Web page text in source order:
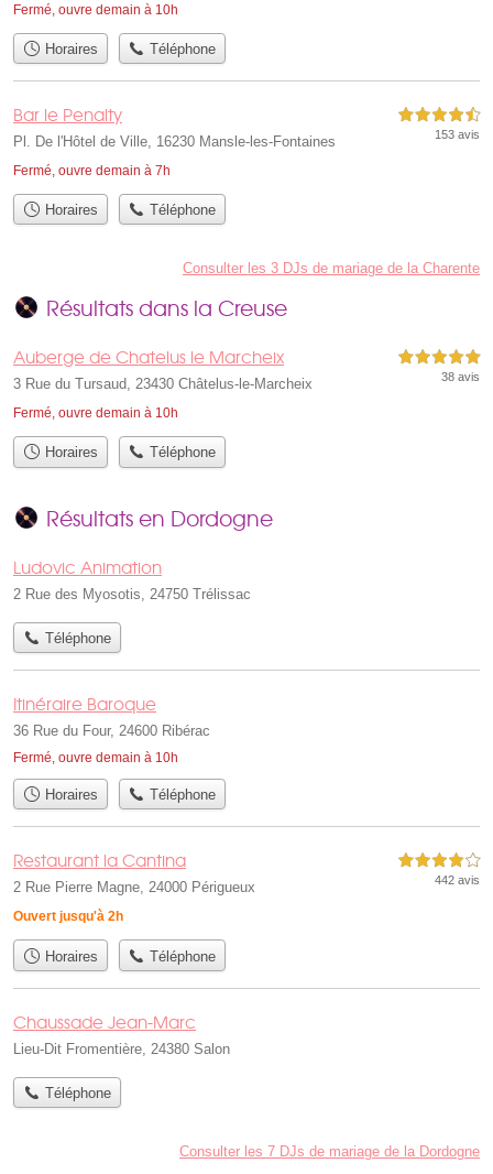
Fermé, ouvre demain à 10h
Horaires Téléphone
Bar le Penalty
Pl. De l'Hôtel de Ville, 16230 Mansle-les-Fontaines
Fermé, ouvre demain à 7h
4,5 étoiles sur 5
153 avis
Horaires Téléphone
Consulter les 3 DJs de mariage de la Charente
Résultats dans la Creuse
Auberge de Chatelus le Marcheix
3 Rue du Tursaud, 23430 Châtelus-le-Marcheix
Fermé, ouvre demain à 10h
5,0 étoiles sur 5
38 avis
Horaires Téléphone
Résultats en Dordogne
Ludovic Animation
2 Rue des Myosotis, 24750 Trélissac
Téléphone
Itinéraire Baroque
36 Rue du Four, 24600 Ribérac
Fermé, ouvre demain à 10h
Horaires Téléphone
Restaurant la Cantina
2 Rue Pierre Magne, 24000 Périgueux
Ouvert jusqu'à 2h
4,0 étoiles sur 5
442 avis
Horaires Téléphone
Chaussade Jean-Marc
Lieu-Dit Fromentière, 24380 Salon
Téléphone
Consulter les 7 DJs de mariage de la Dordogne